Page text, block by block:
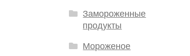
Замороженные
продукты
Мороженое